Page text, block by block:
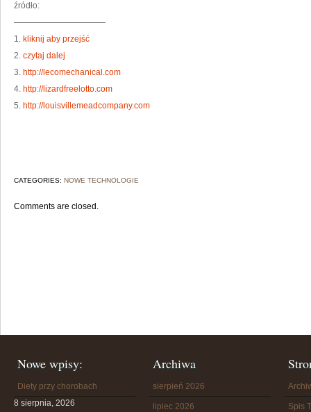
źródło:
———————————
1. kliknij aby przejść
2. czytaj dalej
3. http://lecomechanical.com
4. http://lizardfreelotto.com
5. http://louisvillemeadcompany.com
CATEGORIES: NOWE TECHNOLOGIE
Comments are closed.
Nowe wpisy:
Diety przy chorobach
8 sierpnia, 2026
Archiwa
sierpień 2026
lipiec 2026 Spis